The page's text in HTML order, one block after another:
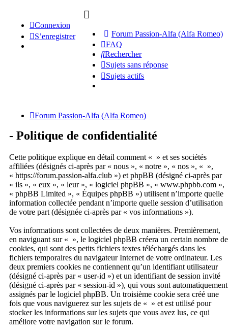
Forum Passion-Alfa (Alfa Romeo)
FAQ
Rechercher
Sujets sans réponse
Sujets actifs
Connexion
S’enregistrer
Forum Passion-Alfa (Alfa Romeo)
- Politique de confidentialité
Cette politique explique en détail comment « » et ses sociétés
affiliées (désignés ci-après par « nous », « notre », « nos », « »,
« https://forum.passion-alfa.club ») et phpBB (désigné ci-après par
« ils », « eux », « leur », « logiciel phpBB », « www.phpbb.com »,
« phpBB Limited », « Équipes phpBB ») utilisent n’importe quelle
information collectée pendant n’importe quelle session d’utilisation
de votre part (désignée ci-après par « vos informations »).
Vos informations sont collectées de deux manières. Premièrement,
en naviguant sur « », le logiciel phpBB créera un certain nombre de
cookies, qui sont des petits fichiers textes téléchargés dans les
fichiers temporaires du navigateur Internet de votre ordinateur. Les
deux premiers cookies ne contiennent qu’un identifiant utilisateur
(désigné ci-après par « user-id ») et un identifiant de session invité
(désigné ci-après par « session-id »), qui vous sont automatiquement
assignés par le logiciel phpBB. Un troisième cookie sera créé une
fois que vous naviguerez sur les sujets de « » et est utilisé pour
stocker les informations sur les sujets que vous avez lus, ce qui
améliore votre navigation sur le forum.